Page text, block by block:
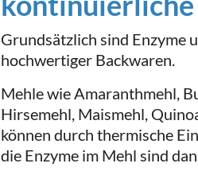
Grundsätzlich sind Enzyme
hochwertiger Backwaren.
Mehle wie Amaranthmehl,
Hirsemehl, Maismehl,
können durch thermische
die Enzyme im Mehl sind